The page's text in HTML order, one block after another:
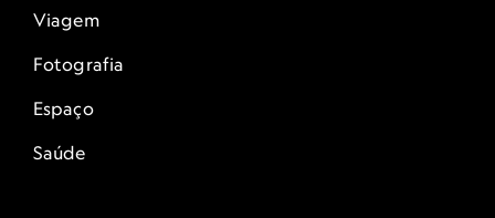
Viagem
Fotografia
Espaço
Saúde